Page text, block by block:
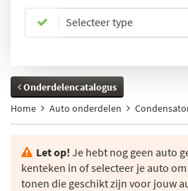
Selecteer type
Onderdelencatalogus
Home
Auto onderdelen
Let op! Je hebt nog geen auto
kenteken in of selecteer je auto
tonen die geschikt zijn voor jouw